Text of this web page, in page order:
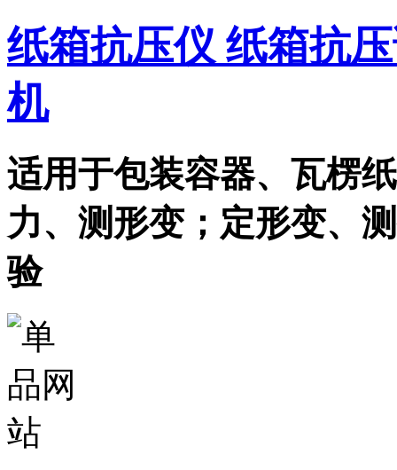
纸箱抗压仪 纸箱抗
机
适用于包装容器、瓦楞
力、测形变；定形变、
验